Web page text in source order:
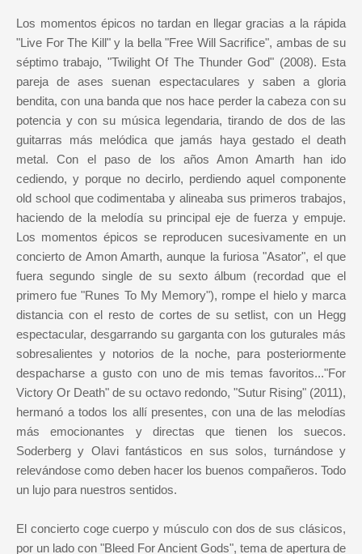
Los momentos épicos no tardan en llegar gracias a la rápida
"Live For The Kill" y la bella "Free Will Sacrifice", ambas de su
séptimo trabajo, "Twilight Of The Thunder God" (2008). Esta
pareja de ases suenan espectaculares y saben a gloria
bendita, con una banda que nos hace perder la cabeza con su
potencia y con su música legendaria, tirando de dos de las
guitarras más melódica que jamás haya gestado el death
metal. Con el paso de los años Amon Amarth han ido
cediendo, y porque no decirlo, perdiendo aquel componente
old school que codimentaba y alineaba sus primeros trabajos,
haciendo de la melodía su principal eje de fuerza y empuje.
Los momentos épicos se reproducen sucesivamente en un
concierto de Amon Amarth, aunque la furiosa "Asator", el que
fuera segundo single de su sexto álbum (recordad que el
primero fue "Runes To My Memory"), rompe el hielo y marca
distancia con el resto de cortes de su setlist, con un Hegg
espectacular, desgarrando su garganta con los guturales más
sobresalientes y notorios de la noche, para posteriormente
despacharse a gusto con uno de mis temas favoritos..."For
Victory Or Death" de su octavo redondo, "Sutur Rising" (2011),
hermanó a todos los allí presentes, con una de las melodías
más emocionantes y directas que tienen los suecos.
Soderberg y Olavi fantásticos en sus solos, turnándose y
relevándose como deben hacer los buenos compañeros. Todo
un lujo para nuestros sentidos.
El concierto coge cuerpo y músculo con dos de sus clásicos,
por un lado con "Bleed For Ancient Gods", tema de apertura de